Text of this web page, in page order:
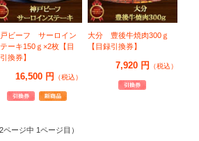
ビーフ サーロイン
ーキ150ｇ×2枚【目
換券】
16,500 円 （税込）
大分 豊後牛焼肉300ｇ
【目録引換券】
7,920 円 （税込）
ージ中 1ページ目）